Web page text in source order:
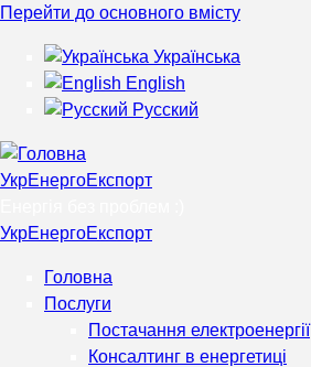
Перейти до основного вмісту
Українська
English
Русский
УкрЕнергоЕкспорт
УкрЕнергоЕкспорт
Головна
Послуги
Постачання електроенергії
Консалтинг в енергетиці